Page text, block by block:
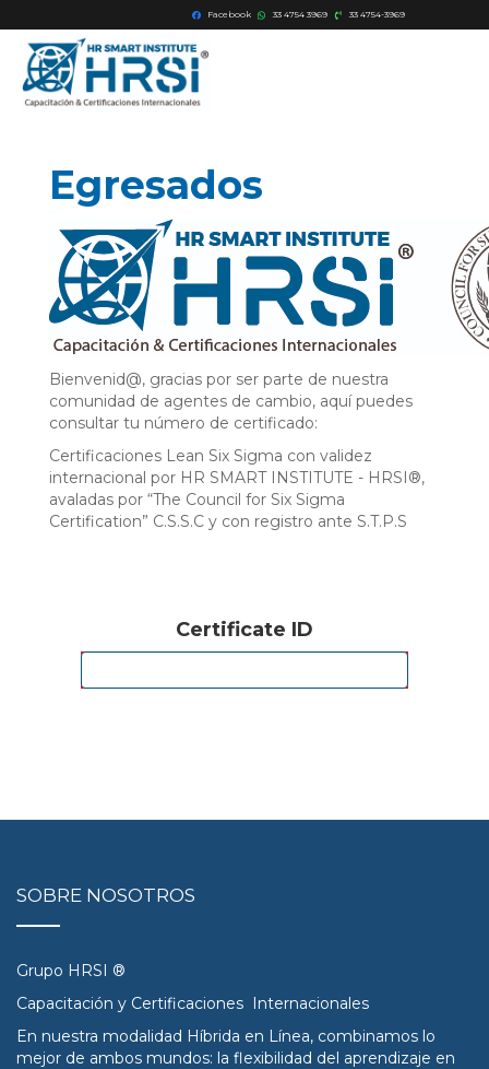
33 4754-3969
33 4754 3969
Facebook
Egresados
Bienvenid@, gracias por ser parte de nuestra
comunidad de agentes de cambio, aquí puedes
consultar tu número de certificado:
Certificaciones Lean Six Sigma con validez
internacional por HR SMART INSTITUTE - HRSI®,
avaladas por “The Council for Six Sigma
Certification” C.S.S.C y con registro ante S.T.P.S
Certificate ID
SOBRE NOSOTROS
Grupo HRSI ®
Capacitación y Certificaciones Internacionales
En nuestra modalidad Híbrida en Línea, combinamos lo
mejor de ambos mundos: la flexibilidad del aprendizaje en